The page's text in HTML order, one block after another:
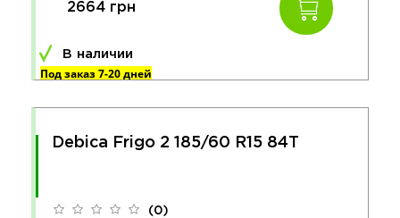
2664 грн
В наличии
Под заказ 7-20 дней
Debica Frigo 2 185/60 R15 84T
(0)